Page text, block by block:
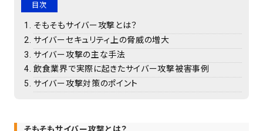
目次
そもそもサイバー攻撃とは？
サイバーセキュリティ上の脅威の増大
サイバー攻撃の主な手法
飲食業界で実際に起きたサイバー攻撃被害事例
サイバー攻撃対策のポイント